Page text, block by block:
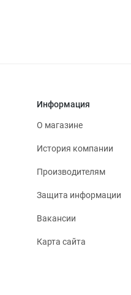
Информация
О магазине
История компании
Производителям
Защита информации
Вакансии
Карта сайта